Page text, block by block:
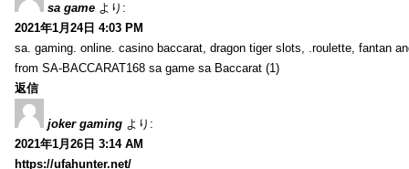
sa game より:
2021年1月24日 4:03 PM
sa. gaming. online. casino baccarat, dragon tiger slots, .roulette, fantan
from SA-BACCARAT168 sa game sa Baccarat (1)
返信
joker gaming より:
2021年1月26日 3:14 AM
https://ufahunter.net/